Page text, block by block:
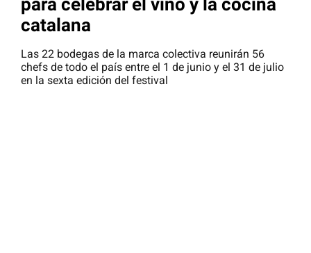
catalana
Las 22 bodegas de la marca colectiva reunirán 56
chefs de todo el país entre el 1 de junio y el 31 de julio
en la sexta edición del festival